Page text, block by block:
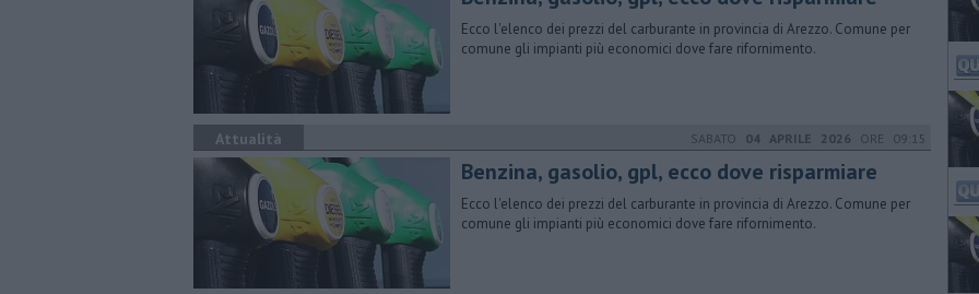
Ecco l'elenco dei prezzi del carburante in provincia di Arezzo. Comune per
comune gli impianti più economici dove fare rifornimento.
Attualità SABATO 04 APRILE 2026 ORE 09:15
​Benzina, gasolio, gpl, ecco dove risparmiare
Ecco l'elenco dei prezzi del carburante in provincia di Arezzo. Comune per
comune gli impianti più economici dove fare rifornimento.